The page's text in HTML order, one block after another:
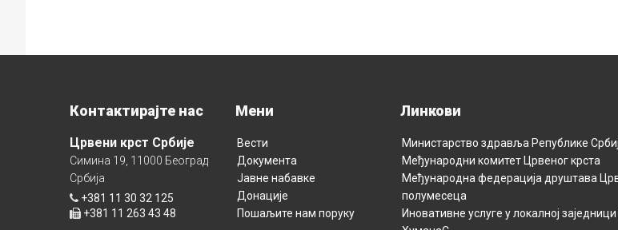
Контактирајте нас
Црвени крст Србије
Симина 19, 11000 Београд
Србија
+381 11 30 32 125
+381 11 263 43 48
Мени
Вести
Документа
Јавне набавке
Донације
Пошаљите нам поруку
Линкови
Министарство здравља Републикe
Међународни комитет Црвеног крста
Међународна федерација друштава
полумесецa
Иновативне услуге у локалној заједници